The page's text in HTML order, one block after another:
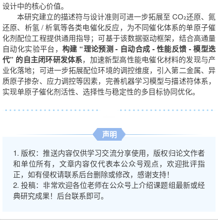
设计中的核心价值。
本研究建立的描述符与设计准则可进一步拓展至 CO₂还原、氮
还原、析氢 / 析氧等各类电催化反应，为不同催化体系的单原子催
化剂配位工程提供通用指导；可基于该数据驱动框架，结合高通量
自动化实验平台， 构建 “理论预测 - 自动合成 - 性能反馈 - 模型迭
代” 的自主闭环研发体系，加速新型高性能电催化材料的发现与产
业化落地；可进一步拓展配位环境的调控维度，引入第二金属、异
质原子掺杂、应力调控等因素，完善机器学习模型与描述符体系，
实现单原子催化剂活性、选择性与稳定性的多目标协同优化。
声明
1. 版权：推送内容仅供学习交流分享使用，版权归论文作者
和单位所有，文章内容仅代表本公众号观点，欢迎批评指
正，如有侵权请联系后台删除或修改，感谢支持！
2. 投稿：非常欢迎各位老师在公众号上介绍课题组最新或经
典研究成果！后台联系即可。